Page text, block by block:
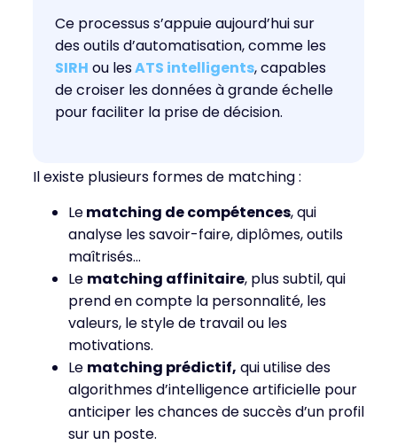
Ce processus s’appuie aujourd’hui sur
des outils d’automatisation, comme les
SIRH ou lesATS intelligents, capables
de croiser les données à grande échelle
pour faciliter la prise de décision.
Il existe plusieurs formes de matching :
Lematching de compétences, qui
analyse les savoir-faire, diplômes, outils
maîtrisés…
Le matching affinitaire, plus subtil, qui
prend en compte la personnalité, les
valeurs, le style de travail ou les
motivations.
Le matching prédictif, qui utilise des
algorithmes d’intelligence artificielle pour
anticiper les chances de succès d’un profil
sur un poste.